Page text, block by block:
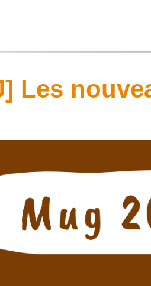
Les